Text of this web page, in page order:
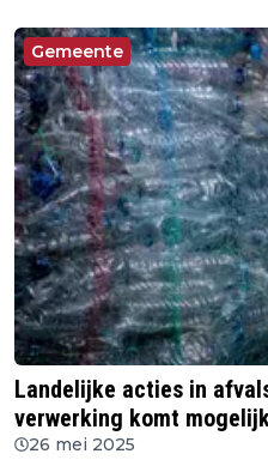
Gemeente
Landelijke acties in
verwerking komt
26 mei 2025